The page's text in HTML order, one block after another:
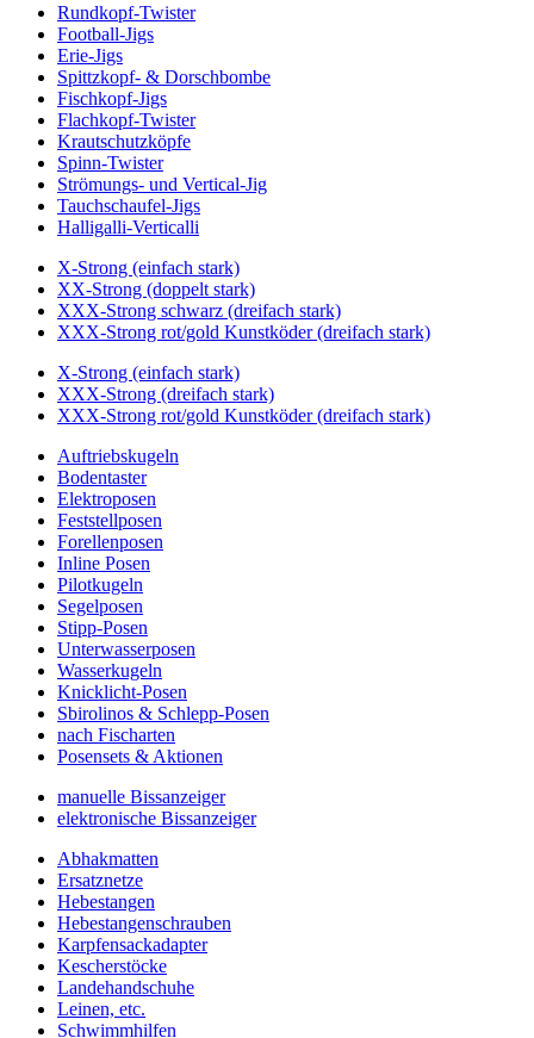
Rundkopf-Twister
Football-Jigs
Erie-Jigs
Spittzkopf- & Dorschbombe
Fischkopf-Jigs
Flachkopf-Twister
Krautschutzköpfe
Spinn-Twister
Strömungs- und Vertical-Jig
Tauchschaufel-Jigs
Halligalli-Verticalli
X-Strong (einfach stark)
XX-Strong (doppelt stark)
XXX-Strong schwarz (dreifach stark)
XXX-Strong rot/gold Kunstköder (dreifach stark)
X-Strong (einfach stark)
XXX-Strong (dreifach stark)
XXX-Strong rot/gold Kunstköder (dreifach stark)
Auftriebskugeln
Bodentaster
Elektroposen
Feststellposen
Forellenposen
Inline Posen
Pilotkugeln
Segelposen
Stipp-Posen
Unterwasserposen
Wasserkugeln
Knicklicht-Posen
Sbirolinos & Schlepp-Posen
nach Fischarten
Posensets & Aktionen
manuelle Bissanzeiger
elektronische Bissanzeiger
Abhakmatten
Ersatznetze
Hebestangen
Hebestangenschrauben
Karpfensackadapter
Kescherstöcke
Landehandschuhe
Leinen, etc.
Schwimmhilfen